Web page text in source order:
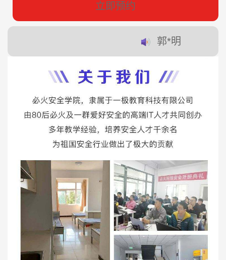
立即预约
郭*明
赵*东
蔡*培